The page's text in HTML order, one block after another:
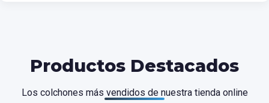
Productos Destacados
Los colchones más vendidos de nuestra tienda online